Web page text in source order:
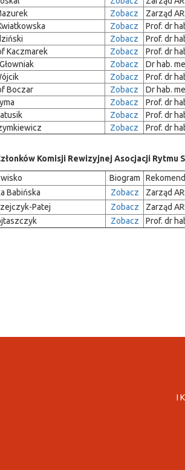
Zobacz
Zarząd
Zobacz
Prof. dr
Zobacz
Prof. dr
Kaczmarek Zobacz
Prof. dr
Zobacz
Dr hab.
Zobacz
Prof. dr
Boczar Zobacz
Dr hab.
Zobacz
Prof. dr
Zobacz
Prof. dr
Zobacz Prof. dr
Komisji Rewizyjnej Asocjacji Rytmu
Biogram
Babińska Zobacz
Zarząd
Patej Zobacz
Zarząd
Zobacz Prof. dr
I